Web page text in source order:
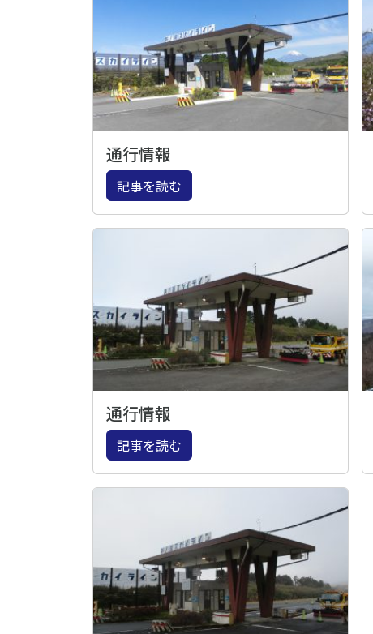
通行情報
記事を読む
通行情報
記事を読む